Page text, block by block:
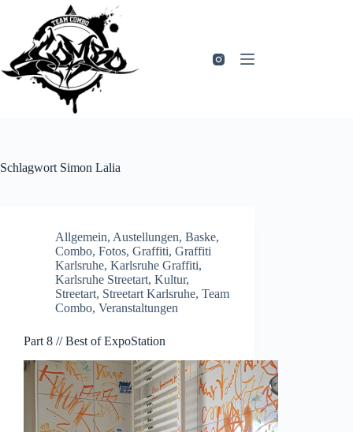
springen
Schlagwort Simon Lalia
Allgemein, Austellungen, Baske,
Combo, Fotos, Graffiti, Graffiti
Karlsruhe, Karlsruhe Graffiti,
Karlsruhe Streetart, Kultur,
Streetart, Streetart Karlsruhe, Team
Combo, Veranstaltungen
Part 8 // Best of ExpoStation